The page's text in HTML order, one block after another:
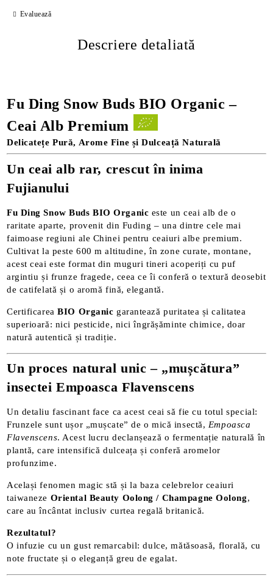
Evaluează
Descriere detaliată
Fu Ding Snow Buds BIO Organic –
Ceai Alb Premium
Delicatețe Pură, Arome Fine și Dulceață Naturală
Un ceai alb rar, crescut în inima
Fujianului
Fu Ding Snow Buds BIO Organic este un ceai alb de o
raritate aparte, provenit din Fuding – una dintre cele mai
faimoase regiuni ale Chinei pentru ceaiuri albe premium.
Cultivat la peste 600 m altitudine, în zone curate, montane,
acest ceai este format din muguri tineri acoperiți cu puf
argintiu și frunze fragede, ceea ce îi conferă o textură deosebit
de catifelată și o aromă fină, elegantă.
CertificareaBIO Organic garantează puritatea și calitatea
superioară: nici pesticide, nici îngrășăminte chimice, doar
natură autentică și tradiție.
Un proces natural unic – „mușcătura”
insectei Empoasca Flavenscens
Un detaliu fascinant face ca acest ceai să fie cu totul special:
Frunzele sunt ușor „mușcate” de o mică insectă, Empoasca
Flavenscens. Acest lucru declanșează o fermentație naturală în
plantă, care intensifică dulceața și conferă aromelor
profunzime.
Același fenomen magic stă și la baza celebrelor ceaiuri
taiwaneze Oriental Beauty Oolong / Champagne Oolong,
care au încântat inclusiv curtea regală britanică.
Rezultatul?
O infuzie cu un gust remarcabil: dulce, mătăsoasă, florală, cu
note fructate și o eleganță greu de egalat.